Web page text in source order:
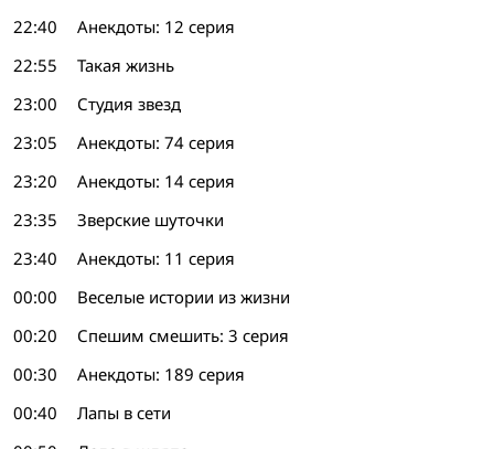
22:40
Анекдоты: 12 серия
22:55
Такая жизнь
23:00
Студия звезд
23:05
Анекдоты: 74 серия
23:20
Анекдоты: 14 серия
23:35
Зверские шуточки
23:40
Анекдоты: 11 серия
00:00
Веселые истории из жизни
00:20
Спешим смешить: 3 серия
00:30
Анекдоты: 189 серия
00:40
Лапы в сети